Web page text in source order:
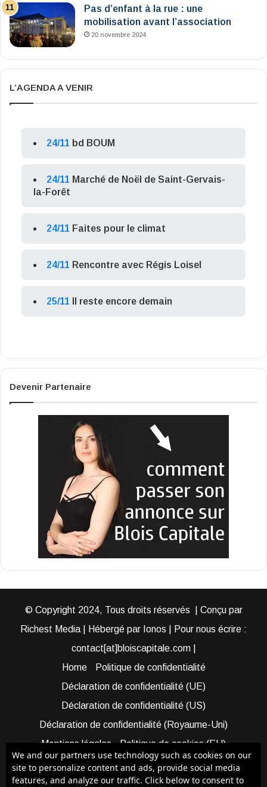
Pas d’enfant à la rue : une
mobilisation avant l’association
20 novembre 2024
L’AGENDA A VENIR
24/11 bd BOUM
24/11 Marché de Noël de Saint-Gervais-
la-Forêt
24/11 Faites pour le climat
24/11 Rencontre avec Régis Loisel
25/11 Il reste encore demain
Devenir Partenaire
© Copyright 2024, Tous droits réservés | Conçu par
Richest Media | Hébergé par Ionos | Pour nous écrire :
contact[at]bloiscapitale.com |
Home
Politique de confidentialité
Déclaration de confidentialité (UE)
Déclaration de confidentialité (US)
Déclaration de confidentialité (Royaume-Uni)
Mentions légales
Politique de cookies (EU)
Cookie Policy (AUS)
Cookie Policy (US)
Qui sommes-nous ?
Participer à Blois Capitale
We and our partners use technology such as cookies on our
site to personalize content and ads, provide social media
features, and analyze our traffic. Click below to consent to